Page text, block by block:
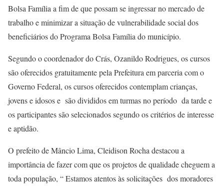
Bolsa Família a fim de que possam se ingressar no mercado de
trabalho e minimizar a situação de vulnerabilidade social dos
beneficiários do Programa Bolsa Família do município.
Segundo o coordenador do Crás, Ozanildo Rodrigues, os cursos
são oferecidos gratuitamente pela Prefeitura em parceria com o
Governo Federal, os cursos oferecidos contemplam crianças,
jovens e idosos e são divididos em turmas no período da tarde e
os participantes são selecionados segundo os critérios de interesse
e aptidão.
O prefeito de Mâncio Lima, Cleidison Rocha destacou a
importância de fazer com que os projetos de qualidade cheguem a
toda população, “ Estamos atentos às solicitações dos moradores